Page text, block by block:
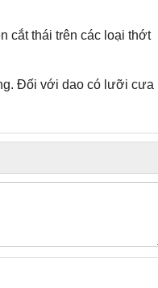
cắt thái trên các loại thớt
Đối với dao có lưỡi cưa